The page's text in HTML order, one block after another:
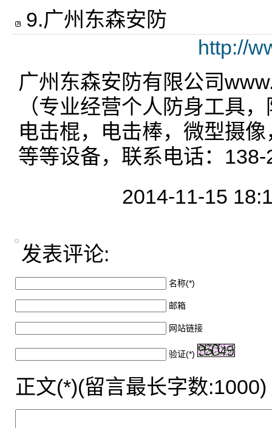
9.广州东森安防
http://
广州东森安防有限公司
（专业经营个人防身工具
电击棍，电击棒，微型摄
等等设备，联系电话：
2014-11-15
发表评论:
名称(*)
邮箱
网站链接
验证(*)
正文(*)(留言最长字数:1000)